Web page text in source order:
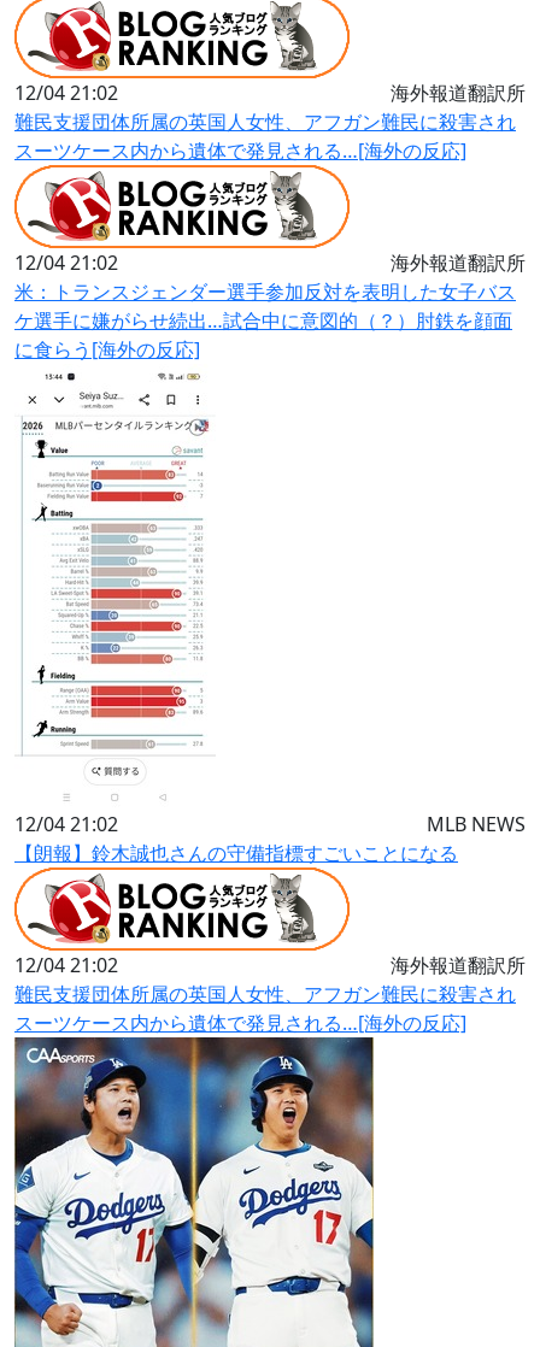
12/04 21:02
海外報道翻訳所
難民支援団体所属の英国人女性、アフガン難民に殺害され
スーツケース内から遺体で発見される…[海外の反応]
12/04 21:02
海外報道翻訳所
米：トランスジェンダー選手参加反対を表明した女子バス
ケ選手に嫌がらせ続出…試合中に意図的（？）肘鉄を顔面
に食らう[海外の反応]
12/04 21:02
MLB NEWS
【朗報】鈴木誠也さんの守備指標すごいことになる
12/04 21:02
海外報道翻訳所
難民支援団体所属の英国人女性、アフガン難民に殺害され
スーツケース内から遺体で発見される…[海外の反応]